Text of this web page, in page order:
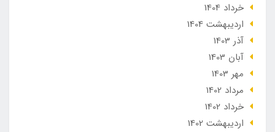
خرداد 1404
ارديبهشت 1404
آذر 1403
آبان 1403
مهر 1403
مرداد 1402
خرداد 1402
ارديبهشت 1402